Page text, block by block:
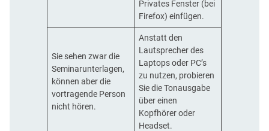
Privates Fenster (bei
Firefox) einfügen.
Sie sehen zwar die
Seminarunterlagen,
können aber die
vortragende Person
nicht hören.
Anstatt den
Lautsprecher des
Laptops oder PC’s
zu nutzen, probieren
Sie die Tonausgabe
über einen
Kopfhörer oder
Headset.